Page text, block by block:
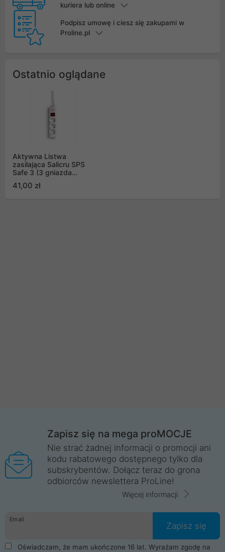
kuriera lub online
Podpisz umowę i ciesz się zakupami w
Proline.pl
Ostatnio oglądane
Aktywna Listwa
zasilająca Salicru SPS
Safe 3 (3 gniazda
41,00 zł
Zapisz się na mega proMOCJE
Nie strać żadnej informacji o promocji ani
kodu rabatowego dostępnego tylko dla
subskrybentów. Dołącz teraz do grona
odbiorców newslettera ProLine!
Więcej informacji
Email
Zapisz się
Oświadczam, że mam ukończone 16 lat. Wyrażam zgodę na